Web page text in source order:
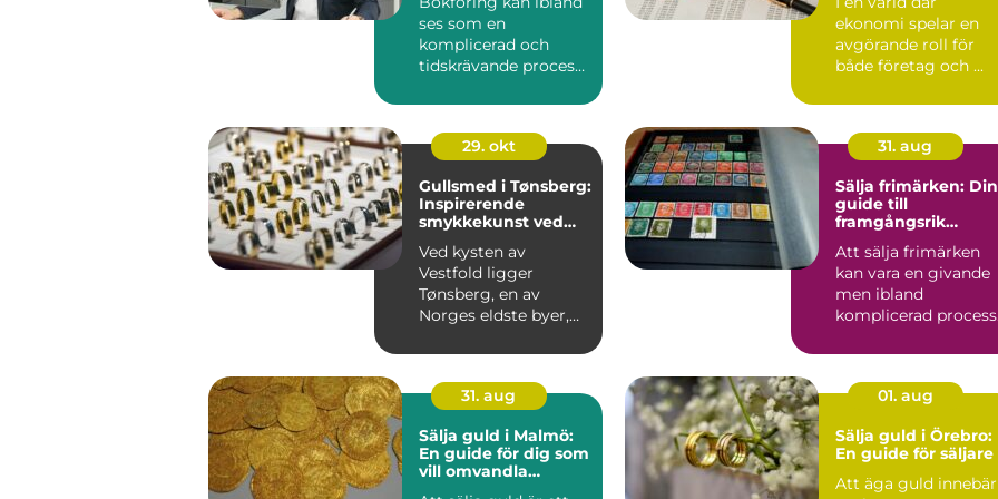
ses som en
komplicerad och
tidskrävande process,
ekonomi spelar en
avgörande roll för
både företag och ...
29. okt
Gullsmed i Tønsberg:
Inspirerende
smykkekunst ved
Ved kysten av
Vestfold ligger
Tønsberg, en av
Norges eldste byer,
rike h...
31. aug
Sälja frimärken: Din
guide till
framgångsrik
Att sälja frimärken
kan vara en givande
men ibland
komplicerad
31. aug
Sälja guld i Malmö:
En guide för dig som
vill omvandla
01. aug
Sälja guld i Örebro:
En guide för säljare
Att äga guld innebär